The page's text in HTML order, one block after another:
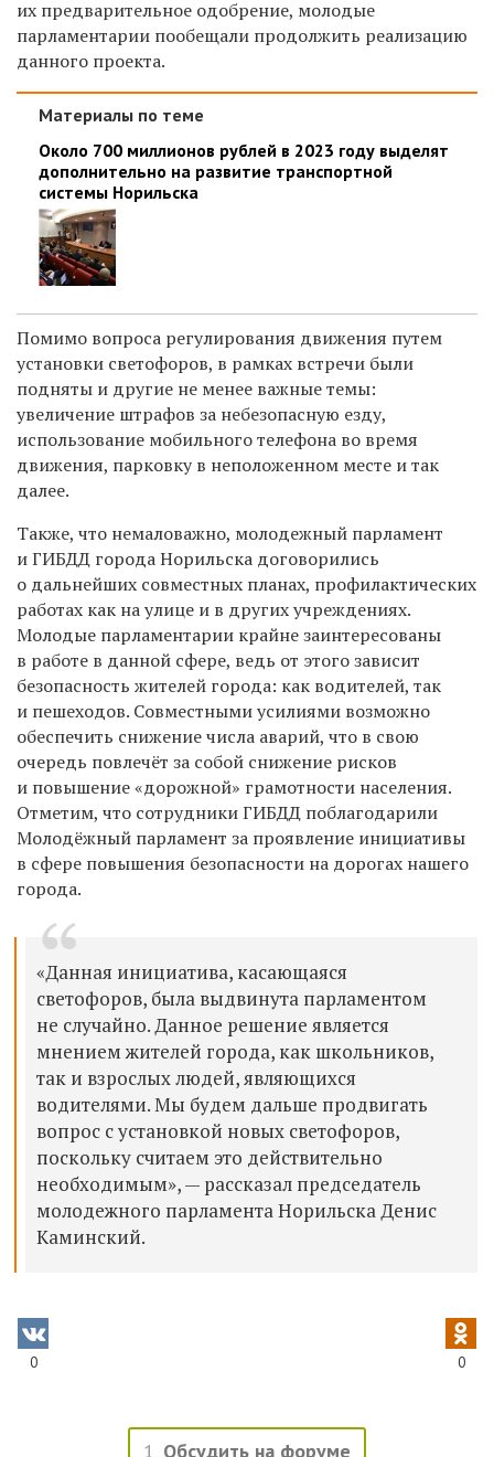
их предварительное одобрение, молодые
парламентарии пообещали продолжить реализацию
данного проекта.
Материалы по теме
Около 700 миллионов рублей в 2023 году выделят
дополнительно на развитие транспортной
системы Норильска
Помимо вопроса регулирования движения путем
установки светофоров, в рамках встречи были
подняты и другие не менее важные темы:
увеличение штрафов за небезопасную езду,
использование мобильного телефона во время
движения, парковку в неположенном месте и так
далее.
Также, что немаловажно, молодежный парламент
и ГИБДД города Норильска договорились
о дальнейших совместных планах, профилактических
работах как на улице и в других учреждениях.
Молодые парламентарии крайне заинтересованы
в работе в данной сфере, ведь от этого зависит
безопасность жителей города: как водителей, так
и пешеходов. Совместными усилиями возможно
обеспечить снижение числа аварий, что в свою
очередь повлечёт за собой снижение рисков
и повышение «дорожной» грамотности населения.
Отметим, что сотрудники ГИБДД поблагодарили
Молодёжный парламент за проявление инициативы
в сфере повышения безопасности на дорогах нашего
города.
«Данная инициатива, касающаяся
светофоров, была выдвинута парламентом
не случайно. Данное решение является
мнением жителей города, как школьников,
так и взрослых людей, являющихся
водителями. Мы будем дальше продвигать
вопрос с установкой новых светофоров,
поскольку считаем это действительно
необходимым», — рассказал председатель
молодежного парламента Норильска Денис
Каминский.
0 0
1 Обсудить на форуме